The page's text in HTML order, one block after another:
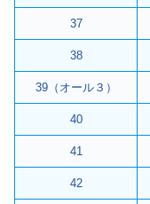
37
38
39（オール３）
40
41
42